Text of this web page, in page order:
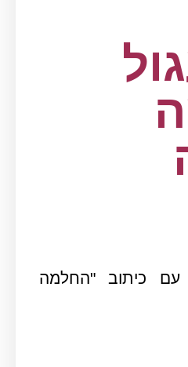
עם כיתוב "החלמה